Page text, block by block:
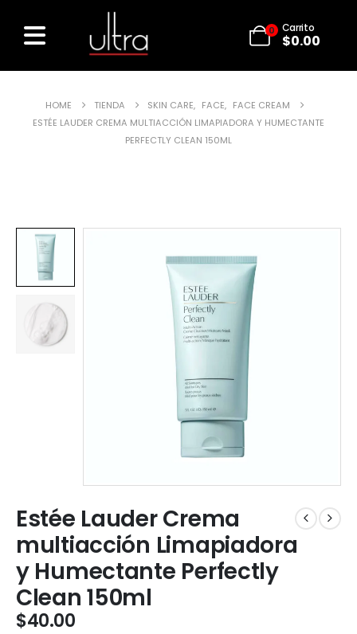
0 Carrito
$0.00
HOME TIENDA SKIN CARE, FACE, FACE CREAM
ESTÉE LAUDER CREMA MULTIACCIÓN LIMAPIADORA Y HUMECTANTE
PERFECTLY CLEAN 150ML
Estée Lauder Crema
multiacción Limapiadora
y Humectante Perfectly
Clean 150ml
$40.00